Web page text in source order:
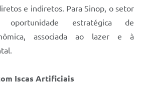
e indiretos. Para Sinop, o setor
oportunidade estratégica de
associada ao lazer e à
Iscas Artificiais